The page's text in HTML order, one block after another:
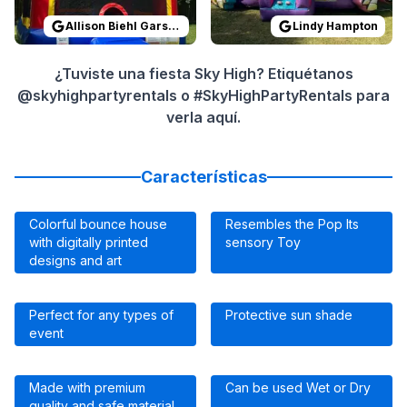
Allison Biehl Garson Lindy Hampton
¿Tuviste una fiesta Sky High? Etiquétanos
@skyhighpartyrentals o #SkyHighPartyRentals para
verla aquí.
Características
Colorful bounce house
with digitally printed
designs and art
Resembles the Pop Its
sensory Toy
Perfect for any types of
event
Protective sun shade
Made with premium
Can be used Wet or Dry